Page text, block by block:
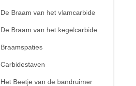
De Braam van het vlamcarbide
De Braam van het kegelcarbide
Braamspaties
Carbidestaven
Het Beetje van de bandruimer